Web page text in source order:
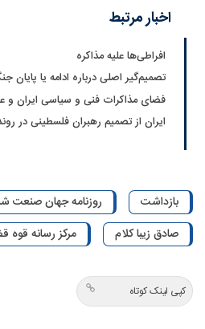
اخبار مرتبط
افراطی‌ها علیه مذاکره
تصمیم‌گیر اصلی درباره ادامه یا پایان
فضای مذاکرات فنی و سیاسی ایران و
ایران از تصمیم رهبران فلسطینی در
بازداشت
روزنامه جهان صنعت شماره
صادق زیبا کلام
مرکز رسانه قوه
کپی لینک کوتاه